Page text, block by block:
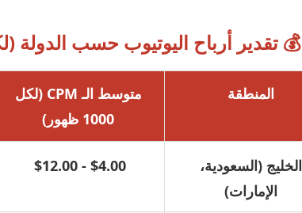
💰 تقدير أرباح اليوتيوب حسب الدولة (لكل 1000
المنطقة
متوسط الـ CPM (لكل
1000 ظهور)
الخليج (السعودية،
الإمارات)
$4.00 - $12.00